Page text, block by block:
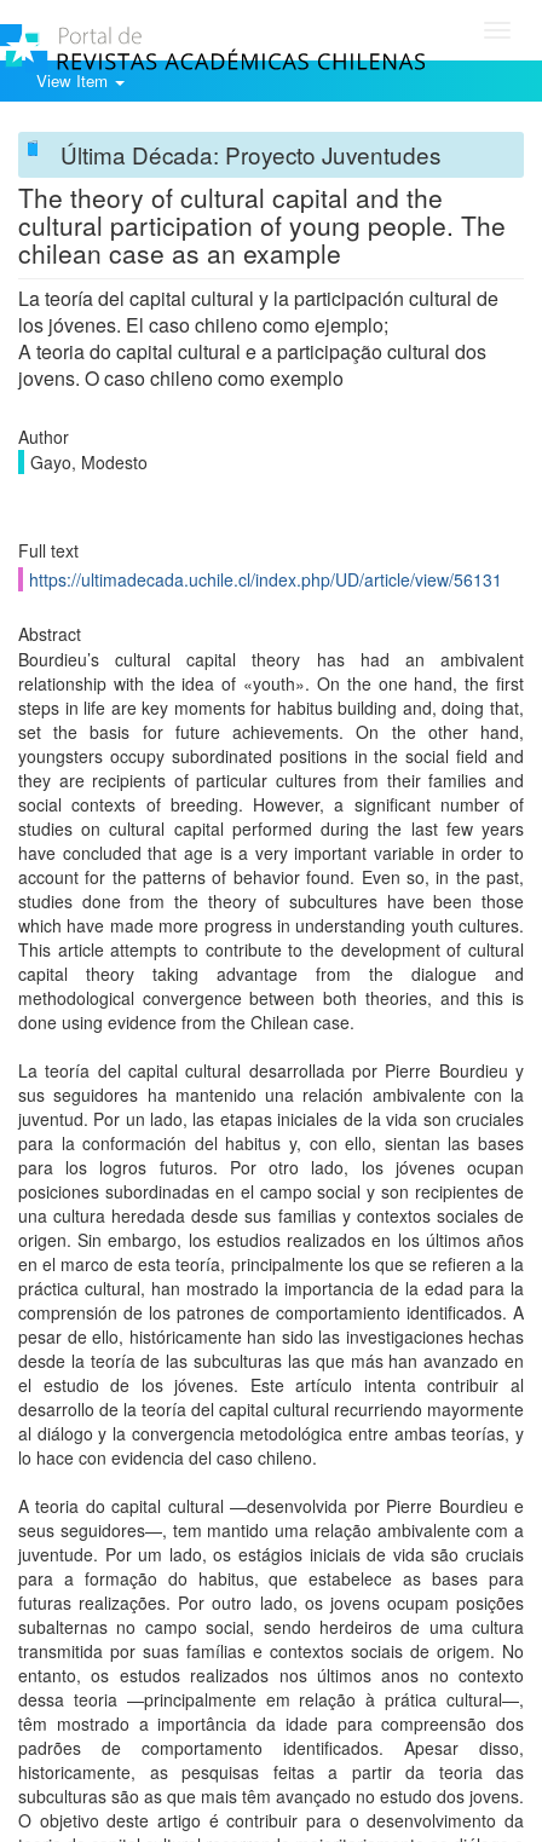
View Item
Última Década: Proyecto Juventudes
The theory of cultural capital and the
cultural participation of young people. The
chilean case as an example
La teoría del capital cultural y la participación cultural de
los jóvenes. El caso chileno como ejemplo;
A teoria do capital cultural e a participação cultural dos
jovens. O caso chileno como exemplo
Author
Gayo, Modesto
Full text
https://ultimadecada.uchile.cl/index.php/UD/article/view/56131
Abstract
Bourdieu’s cultural capital theory has had an ambivalent
relationship with the idea of «youth». On the one hand, the first
steps in life are key moments for habitus building and, doing that,
set the basis for future achievements. On the other hand,
youngsters occupy subordinated positions in the social field and
they are recipients of particular cultures from their families and
social contexts of breeding. However, a significant number of
studies on cultural capital performed during the last few years
have concluded that age is a very important variable in order to
account for the patterns of behavior found. Even so, in the past,
studies done from the theory of subcultures have been those
which have made more progress in understanding youth cultures.
This article attempts to contribute to the development of cultural
capital theory taking advantage from the dialogue and
methodological convergence between both theories, and this is
done using evidence from the Chilean case.
La teoría del capital cultural desarrollada por Pierre Bourdieu y
sus seguidores ha mantenido una relación ambivalente con la
juventud. Por un lado, las etapas iniciales de la vida son cruciales
para la conformación del habitus y, con ello, sientan las bases
para los logros futuros. Por otro lado, los jóvenes ocupan
posiciones subordinadas en el campo social y son recipientes de
una cultura heredada desde sus familias y contextos sociales de
origen. Sin embargo, los estudios realizados en los últimos años
en el marco de esta teoría, principalmente los que se refieren a la
práctica cultural, han mostrado la importancia de la edad para la
comprensión de los patrones de comportamiento identificados. A
pesar de ello, históricamente han sido las investigaciones hechas
desde la teoría de las subculturas las que más han avanzado en
el estudio de los jóvenes. Este artículo intenta contribuir al
desarrollo de la teoría del capital cultural recurriendo mayormente
al diálogo y la convergencia metodológica entre ambas teorías, y
lo hace con evidencia del caso chileno.
A teoria do capital cultural —desenvolvida por Pierre Bourdieu e
seus seguidores—, tem mantido uma relação ambivalente com a
juventude. Por um lado, os estágios iniciais de vida são cruciais
para a formação do habitus, que estabelece as bases para
futuras realizações. Por outro lado, os jovens ocupam posições
subalternas no campo social, sendo herdeiros de uma cultura
transmitida por suas famílias e contextos sociais de origem. No
entanto, os estudos realizados nos últimos anos no contexto
dessa teoria —principalmente em relação à prática cultural—,
têm mostrado a importância da idade para compreensão dos
padrões de comportamento identificados. Apesar disso,
historicamente, as pesquisas feitas a partir da teoria das
subculturas são as que mais têm avançado no estudo dos jovens.
O objetivo deste artigo é contribuir para o desenvolvimento da